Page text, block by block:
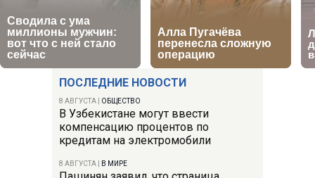
ПОСЛЕДНИЕ НОВОСТИ
8 АВГУСТА ОБЩЕСТВО
В Узбекистане могут ввести
компенсацию процентов по
кредитам на электромобили
8 АВГУСТА В МИРЕ